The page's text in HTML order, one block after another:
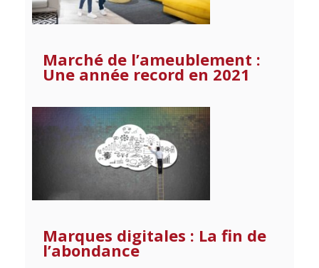
Marché de l’ameublement :
Une année record en 2021
Marques digitales : La fin de
l’abondance